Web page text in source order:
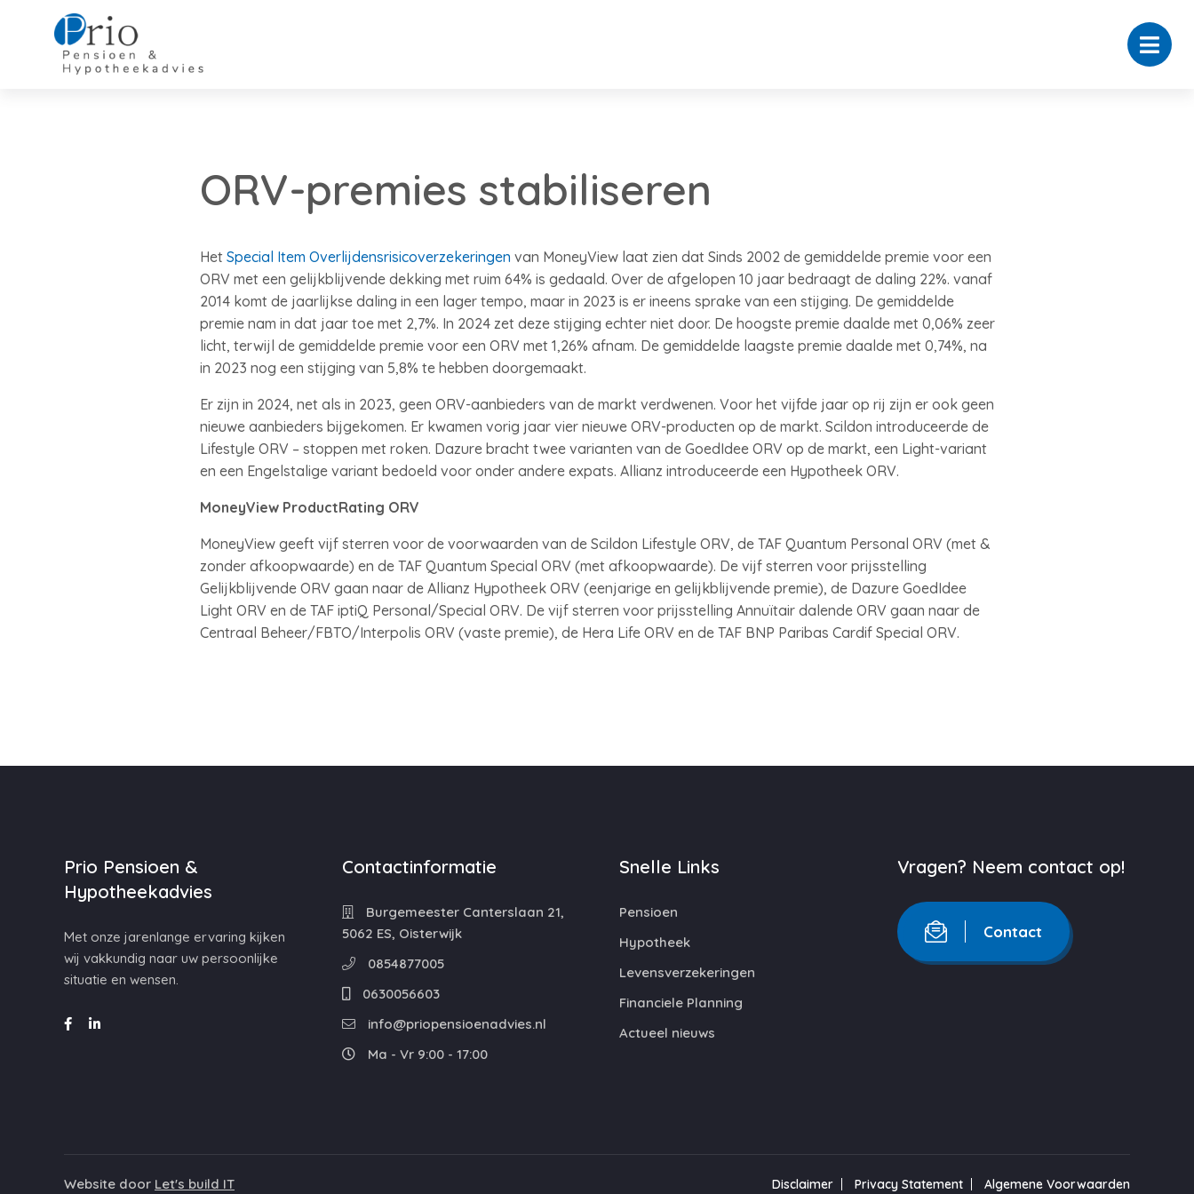
ORV-premies stabiliseren
Het Special Item Overlijdensrisicoverzekeringen van MoneyView laat zien dat Sinds 2002 de gemiddelde premie voor een
ORV met een gelijkblijvende dekking met ruim 64% is gedaald. Over de afgelopen 10 jaar bedraagt de daling 22%. vanaf
2014 komt de jaarlijkse daling in een lager tempo, maar in 2023 is er ineens sprake van een stijging. De gemiddelde
premie nam in dat jaar toe met 2,7%. In 2024 zet deze stijging echter niet door. De hoogste premie daalde met 0,06% zeer
licht, terwijl de gemiddelde premie voor een ORV met 1,26% afnam. De gemiddelde laagste premie daalde met 0,74%, na
in 2023 nog een stijging van 5,8% te hebben doorgemaakt.
Er zijn in 2024, net als in 2023, geen ORV-aanbieders van de markt verdwenen. Voor het vijfde jaar op rij zijn er ook geen
nieuwe aanbieders bijgekomen. Er kwamen vorig jaar vier nieuwe ORV-producten op de markt. Scildon introduceerde de
Lifestyle ORV – stoppen met roken. Dazure bracht twee varianten van de GoedIdee ORV op de markt, een Light-variant
en een Engelstalige variant bedoeld voor onder andere expats. Allianz introduceerde een Hypotheek ORV.
MoneyView ProductRating ORV
MoneyView geeft vijf sterren voor de voorwaarden van de Scildon Lifestyle ORV, de TAF Quantum Personal ORV (met &
zonder afkoopwaarde) en de TAF Quantum Special ORV (met afkoopwaarde). De vijf sterren voor prijsstelling
Gelijkblijvende ORV gaan naar de Allianz Hypotheek ORV (eenjarige en gelijkblijvende premie), de Dazure GoedIdee
Light ORV en de TAF iptiQ Personal/Special ORV. De vijf sterren voor prijsstelling Annuïtair dalende ORV gaan naar de
Centraal Beheer/FBTO/Interpolis ORV (vaste premie), de Hera Life ORV en de TAF BNP Paribas Cardif Special ORV.
Prio Pensioen &
Hypotheekadvies
Met onze jarenlange ervaring kijken
wij vakkundig naar uw persoonlijke
situatie en wensen.
Contactinformatie
Burgemeester Canterslaan 21,
5062 ES, Oisterwijk
0854877005
0630056603
info@priopensioenadvies.nl
Ma - Vr 9:00 - 17:00
Snelle Links
Pensioen
Hypotheek
Levensverzekeringen
Financiele Planning
Actueel nieuws
Vragen? Neem contact op!
Contact
Website door Let's build IT Disclaimer Privacy Statement Algemene Voorwaarden